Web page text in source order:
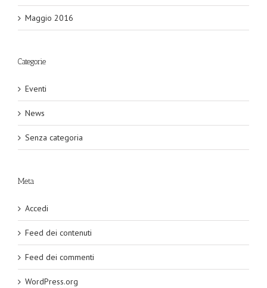
Maggio 2016
Categorie
Eventi
News
Senza categoria
Meta
Accedi
Feed dei contenuti
Feed dei commenti
WordPress.org